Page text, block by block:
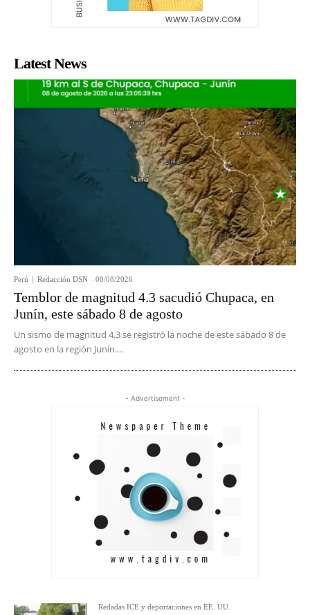
Latest News
Perú Redacción DSN - 08/08/2026
Temblor de magnitud 4.3 sacudió Chupaca, en
Junín, este sábado 8 de agosto
Un sismo de magnitud 4.3 se registró la noche de este sábado 8 de
agosto en la región Junín....
- Advertisement -
Redadas ICE y deportaciones en EE. UU.